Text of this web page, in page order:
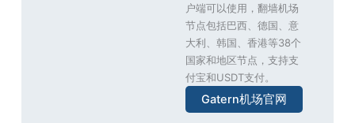
户端可以使用，翻墙机场
节点包括巴西、德国、意
大利、韩国、香港等38个
国家和地区节点，支持支
付宝和USDT支付。
Gatern机场官网